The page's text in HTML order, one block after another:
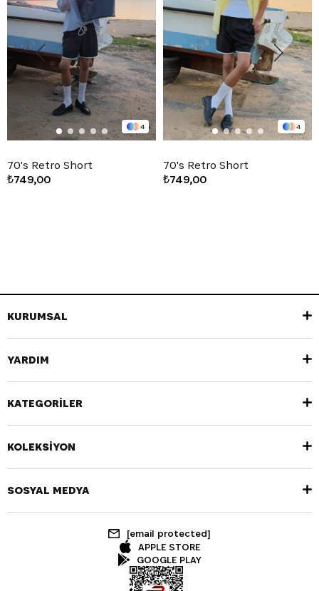
4
70's Retro Short
₺749,00
4
70's Retro Short
₺749,00
KURUMSAL
YARDIM
KATEGORİLER
KOLEKSİYON
SOSYAL MEDYA
[email protected]
APPLE STORE
GOOGLE PLAY